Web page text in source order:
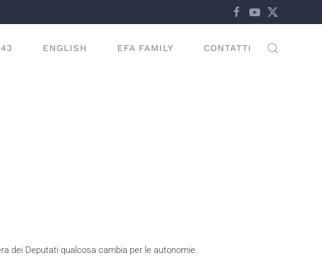
ENGLISH EFA FAMILY CONTATTI
dei Deputati qualcosa cambia per le autonomie.